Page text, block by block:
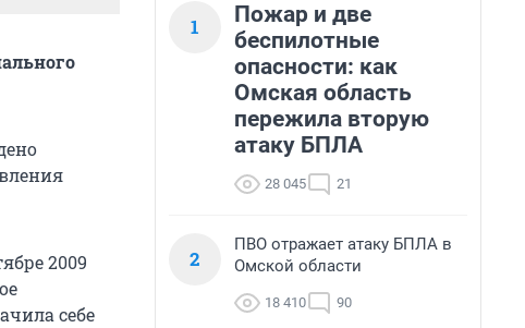
2009
себе
1
Пожар и две
беспилотные
опасности: как
Омская область
пережила вторую
атаку БПЛА
28 045 21
2
ПВО отражает атаку БПЛА в
Омской области
18 410 90